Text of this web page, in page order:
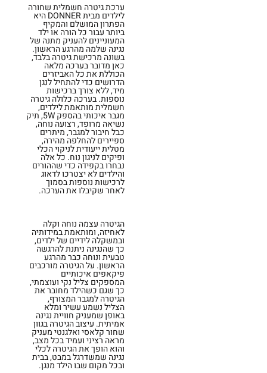
ערכת גיטרה חשמלית שחורה
לילדים מבית DONNER היא
הפתרון המושלם והמקיף
ביותר עבור כל הורה או ילד
המעוניינים להעניק מתנה של
נגינה שלמה מהרגע הראשון.
בשונה מרכישת גיטרה בלבד,
כאן מדובר בערכה מלאה
הכוללת את כל האביזרים
הדרושים כדי להתחיל לנגן
מיד, ללא צורך ברכישות
נוספות. בערכה כלולה גיטרה
חשמלית מותאמת לילדים,
מגבר איכותי בהספק 5W, תיק
נשיאה מרופד, רצועה נוחה,
כבל חיבור למגבר, מיתרים
ספיירים להחלפה מהירה,
מטלית ייעודית לניקוי הכלי
ופיקים לניגון נוח. כל אלה
נבחרו בקפידה כדי שההורים
והילדים לא יצטרכו לדאוג
לרכישות נוספות בסמוך
לאחר שקיבלו את הערכה.
הגיטרה עצמה נוחה וקלה
לאחיזה, ומותאמת במידותיה
ובמשקלה לידיים של ילדים,
כך שהנגינה ניתנת להרגשה
טבעית ונוחה כבר מהרגע
הראשון. על הגיטרה מורכבים
פיקאפים איכותיים
המספקים צליל נקי ועוצמתי,
כך שגם כשהילד מחובר את
הגיטרה למגבר המצורף,
הצליל נשמע עשיר ומלא
באופן שמעניק חוויית נגינה
אמיתית. עיצוב הגיטרה בגוון
שחור קלאסי ואלגנטי מעניק
מראה רציני ועמיד בכל מצב,
והוא הופך את הגיטרה לכלי
נגינה שמשדרגל במבט, בבית
ובכל מקום שבו הילד מנגן.